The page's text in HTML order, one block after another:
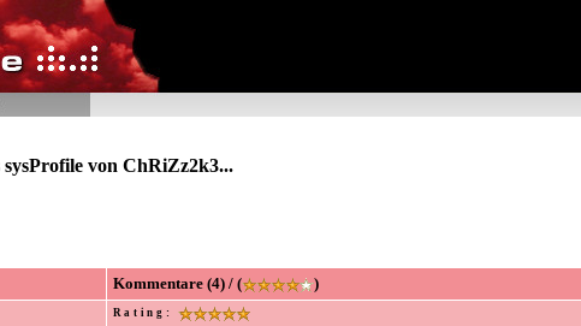
sysProfile von ChRiZz2k3...
Kommentare (4) / ( )
Rating: